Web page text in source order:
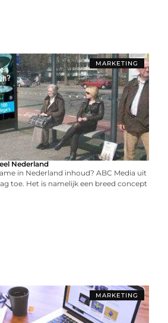
MARKETING
Nederland
in Nederland inhoud? ABC Media uit
toe. Het is namelijk een breed concept
MARKETING